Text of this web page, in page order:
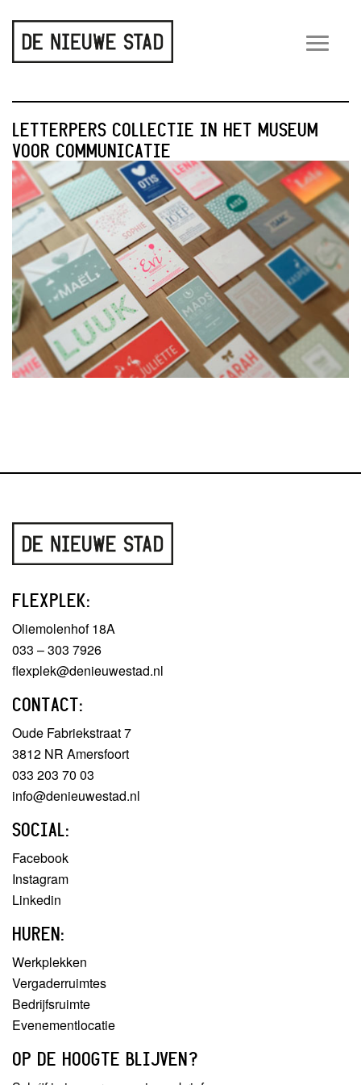
LETTERPERS COLLECTIE IN HET MUSEUM
VOOR COMMUNICATIE
FLEXPLEK:
Oliemolenhof 18A
033 – 303 7926
flexplek@denieuwestad.nl
CONTACT:
Oude Fabriekstraat 7
3812 NR Amersfoort
033 203 70 03
info@denieuwestad.nl
SOCIAL:
Facebook
Instagram
Linkedin
HUREN:
Werkplekken
Vergaderruimtes
Bedrijfsruimte
Evenementlocatie
OP DE HOOGTE BLIJVEN?